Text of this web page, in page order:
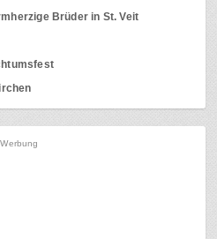
Brüder in St. Veit
Werbung